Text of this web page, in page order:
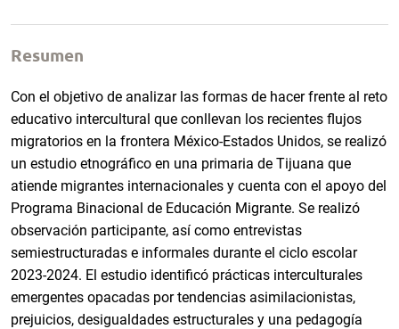
Resumen
Con el objetivo de analizar las formas de hacer frente al reto
educativo intercultural que conllevan los recientes flujos
migratorios en la frontera México-Estados Unidos, se realizó
un estudio etnográfico en una primaria de Tijuana que
atiende migrantes internacionales y cuenta con el apoyo del
Programa Binacional de Educación Migrante. Se realizó
observación participante, así como entrevistas
semiestructuradas e informales durante el ciclo escolar
2023-2024. El estudio identificó prácticas interculturales
emergentes opacadas por tendencias asimilacionistas,
prejuicios, desigualdades estructurales y una pedagogía